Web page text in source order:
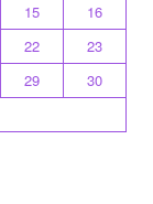
15
16
22
23
29
30